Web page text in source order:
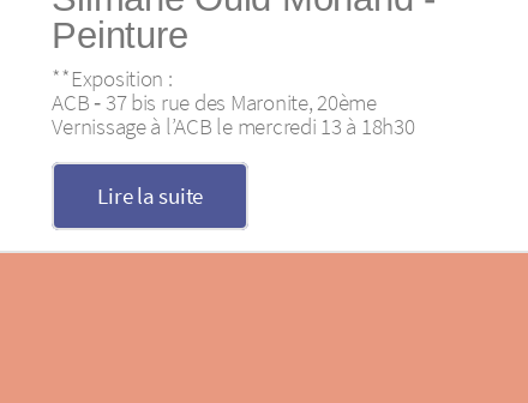
Peinture
**Exposition :
ACB ‐ 37 bis rue des Maronite, 20ème
Vernissage à l’ACB le mercredi 13 à 18h30
Lire la suite